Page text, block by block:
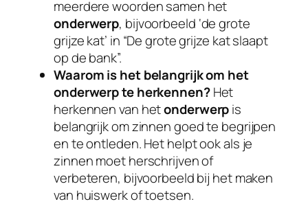
meerdere woorden samen het
onderwerp, bijvoorbeeld ‘de grote
grijze kat’ in “De grote grijze kat slaapt
op de bank”.
Waarom is het belangrijk om het
onderwerp te herkennen?Het
herkennen van hetonderwerpis
belangrijk om zinnen goed te begrijpen
en te ontleden. Het helpt ook als je
zinnen moet herschrijven of
verbeteren, bijvoorbeeld bij het maken
van huiswerk of toetsen.